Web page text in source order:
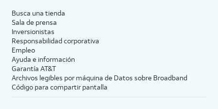
Busca una tienda
Sala de prensa
Inversionistas
Responsabilidad corporativa
Empleo
Ayuda e información
Garantía AT&T
Archivos legibles por máquina de Datos sobre Broadband
Código para compartir pantalla